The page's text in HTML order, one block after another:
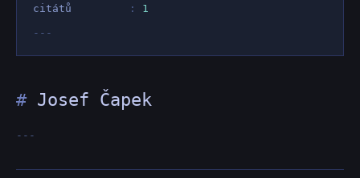
citátů
:
1
---
# Josef Čapek
---